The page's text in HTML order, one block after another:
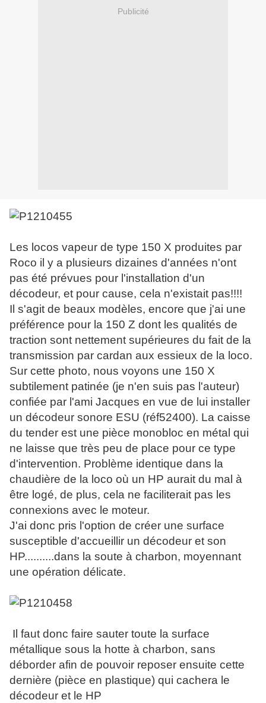
Publicité
Les locos vapeur de type 150 X produites par
Roco il y a plusieurs dizaines d'années n'ont
pas été prévues pour l'installation d'un
décodeur, et pour cause, cela n'existait pas!!!!
Il s'agit de beaux modèles, encore que j'ai une
préférence pour la 150 Z dont les qualités de
traction sont nettement supérieures du fait de la
transmission par cardan aux essieux de la loco.
Sur cette photo, nous voyons une 150 X
subtilement patinée (je n'en suis pas l'auteur)
confiée par l'ami Jacques en vue de lui installer
un décodeur sonore ESU (réf52400). La caisse
du tender est une pièce monobloc en métal qui
ne laisse que très peu de place pour ce type
d'intervention. Problème identique dans la
chaudière de la loco où un HP aurait du mal à
être logé, de plus, cela ne faciliterait pas les
connexions avec le moteur.
J'ai donc pris l'option de créer une surface
susceptible d'accueillir un décodeur et son
HP..........dans la soute à charbon, moyennant
une opération délicate.
Il faut donc faire sauter toute la surface
métallique sous la hotte à charbon, sans
déborder afin de pouvoir reposer ensuite cette
dernière (pièce en plastique) qui cachera le
décodeur et le HP